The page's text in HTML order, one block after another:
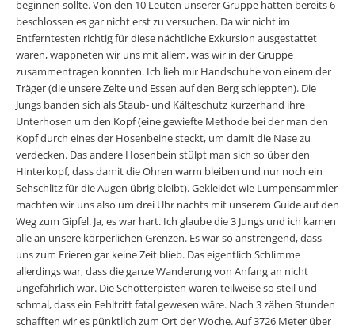
beginnen sollte. Von den 10 Leuten unserer Gruppe hatten bereits 6
beschlossen es gar nicht erst zu versuchen. Da wir nicht im
Entferntesten richtig für diese nächtliche Exkursion ausgestattet
waren, wappneten wir uns mit allem, was wir in der Gruppe
zusammentragen konnten. Ich lieh mir Handschuhe von einem der
Träger (die unsere Zelte und Essen auf den Berg schleppten). Die
Jungs banden sich als Staub- und Kälteschutz kurzerhand ihre
Unterhosen um den Kopf (eine gewiefte Methode bei der man den
Kopf durch eines der Hosenbeine steckt, um damit die Nase zu
verdecken. Das andere Hosenbein stülpt man sich so über den
Hinterkopf, dass damit die Ohren warm bleiben und nur noch ein
Sehschlitz für die Augen übrig bleibt). Gekleidet wie Lumpensammler
machten wir uns also um drei Uhr nachts mit unserem Guide auf den
Weg zum Gipfel. Ja, es war hart. Ich glaube die 3 Jungs und ich kamen
alle an unsere körperlichen Grenzen. Es war so anstrengend, dass
uns zum Frieren gar keine Zeit blieb. Das eigentlich Schlimme
allerdings war, dass die ganze Wanderung von Anfang an nicht
ungefährlich war. Die Schotterpisten waren teilweise so steil und
schmal, dass ein Fehltritt fatal gewesen wäre. Nach 3 zähen Stunden
schafften wir es pünktlich zum Ort der Woche. Auf 3726 Meter über